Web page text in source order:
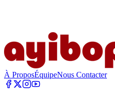
À ProposÉquipeNous Contacter